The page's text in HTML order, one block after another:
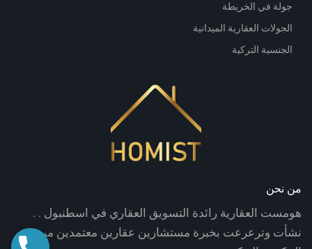
جولة في الخريطة
الجولات العقارية الميدانية
الجنسية التركية
من نحن
هومست العقارية رائدة التسويق العقاري في اسطنبول . .
نشأت وترعرعت بخبرة مستشارين عقارين معتمدين من
اتصال